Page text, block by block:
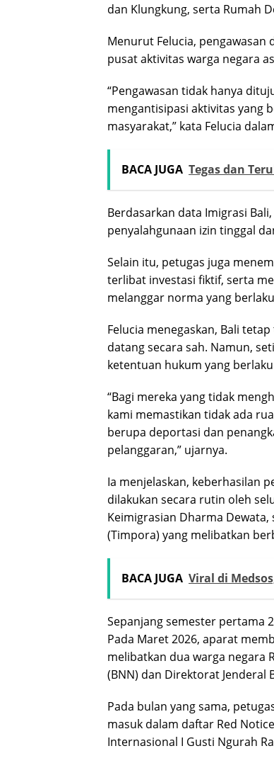
dan Klungkung, serta Rumah
Menurut Felucia, pengawasan
pusat aktivitas warga negara
“Pengawasan tidak hanya
mengantisipasi aktivitas yang
masyarakat,” kata Felucia
BACA JUGA Tegas dan
Berdasarkan data Imigrasi
penyalahgunaan izin tinggal
Selain itu, petugas juga
terlibat investasi fiktif, serta
melanggar norma yang
Felucia menegaskan, Bali
datang secara sah. Namun,
ketentuan hukum yang
“Bagi mereka yang tidak
kami memastikan tidak ada
berupa deportasi dan
pelanggaran,” ujarnya.
Ia menjelaskan, keberhasilan
dilakukan secara rutin oleh
Keimigrasian Dharma
(Timpora) yang melibatkan
BACA JUGA Viral di
Sepanjang semester pertama
Pada Maret 2026, aparat
melibatkan dua warga negara
(BNN) dan Direktorat Jenderal
Pada bulan yang sama,
masuk dalam daftar Red
Internasional I Gusti Ngurah